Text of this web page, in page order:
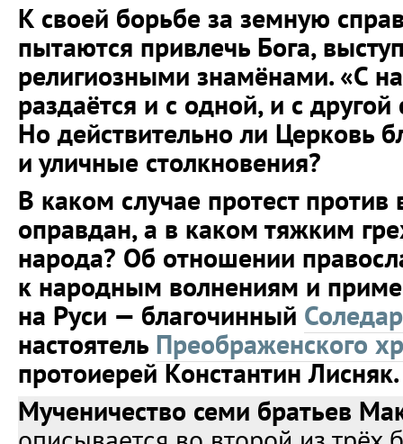
К своей борьбе за земную
пытаются привлечь Бога,
религиозными знамёнами. «С
раздаётся и с одной, и с
Но действительно ли Церковь
и уличные столкновения?
В каком случае протест против
оправдан, а в каком тяжким
народа? Об отношении
к народным волнениям и
на Руси — благочинный
настоятель Преображенского
протоиерей Константин Лисняк.
Мученичество семи братьев